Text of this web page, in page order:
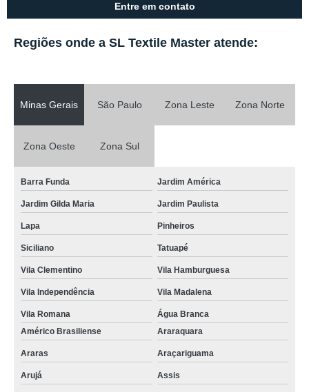
Entre em contato
Regiões onde a SL Textile Master atende:
Minas Gerais São Paulo Zona Leste Zona Norte
Zona Oeste Zona Sul
Barra Funda Jardim América
Jardim Gilda Maria Jardim Paulista
Lapa Pinheiros
Siciliano Tatuapé
Vila Clementino Vila Hamburguesa
Vila Independência Vila Madalena
Vila Romana
Água Branca
Américo Brasiliense
Araraquara
Araras Araçariguama
Arujá Assis